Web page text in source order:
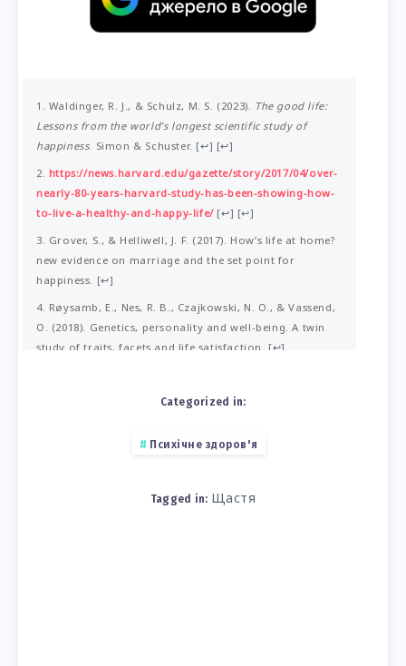
Waldinger, R. J., & Schulz, M. S. (2023).
The good life:
Lessons from the world’s longest scientific study of
happiness. Simon & Schuster. [↩] [↩]
https://news.harvard.edu/gazette/story/2017/04/over-
nearly-80-years-harvard-study-has-been-showing-how-
to-live-a-healthy-and-happy-life/[↩] [↩]
Grover, S., & Helliwell, J. F. (2017). How’s life at home?
new evidence on marriage and the set point for
happiness. [↩]
Røysamb, E., Nes, R. B., Czajkowski, N. O., & Vassend,
O. (2018). Genetics, personality and well-being. A twin
study of traits, facets and life satisfaction.
[↩]
Claxton, A., O’Rourke, N., Smith, J. A. Z., & DeLongis,
within enduring relationships.[↩]
Categorized in:
Психічне здоров'я
Tagged in: Щастя